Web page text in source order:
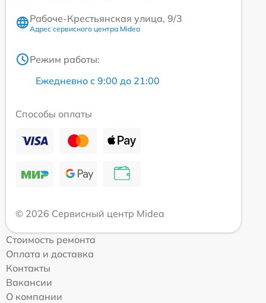
Рабоче-Крестьянская улица, 9/3
Адрес сервисного центра Midea
Режим работы:
Ежедневно с 9:00 до 21:00
Способы оплаты
© 2026 Сервисный центр Midea
Стоимость ремонта
Оплата и доставка
Контакты
Вакансии
О компании